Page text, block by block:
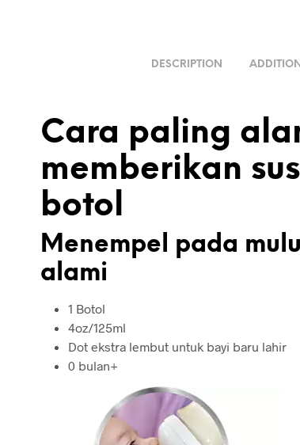
DESCRIPTION
Cara paling
memberikan
botol
Menempel pada
alami
1 Botol
4oz/125ml
Dot ekstra lembut untuk bayi baru lahir
0 bulan+